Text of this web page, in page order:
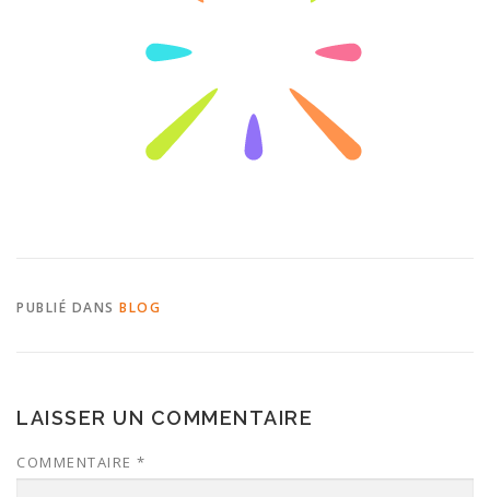
PUBLIÉ DANS BLOG
LAISSER UN COMMENTAIRE
COMMENTAIRE *